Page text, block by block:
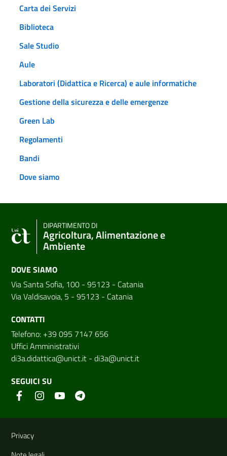
Carta dei Servizi
Biblioteca
Sale Studio
Aule
Laboratori (Didattica e Ricerca) e aule informatiche
Gestione della sicurezza e delle emergenze
Green Lab
Regolamenti
Bandi
Dove siamo
DIPARTIMENTO DI
Agricoltura, Alimentazione e
Ambiente
DOVE SIAMO
Via Santa Sofia, 100 - 95123 - Catania
Via Valdisavoia, 5 - 95123 - Catania
CONTATTI
Telefono: +39 095 7147 656
Uffici Amministrativi
di3a.didattica@unict.it - di3a@unict.it
SEGUICI SU
Link e informazioni utili
Privacy